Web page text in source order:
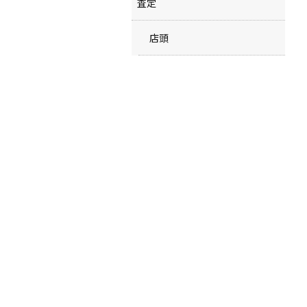
査定
店頭